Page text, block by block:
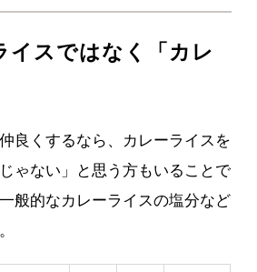
イスではなく「カレ
良くするなら、カレーライスを
ゃない」と思う方もいることで
般的なカレーライスの塩分など